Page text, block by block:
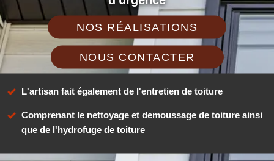
NOS RÉALISATIONS
NOUS CONTACTER
L'artisan fait également de l'entretien de toiture
Comprenant le nettoyage et demoussage de toiture ainsi
que de l'hydrofuge de toiture